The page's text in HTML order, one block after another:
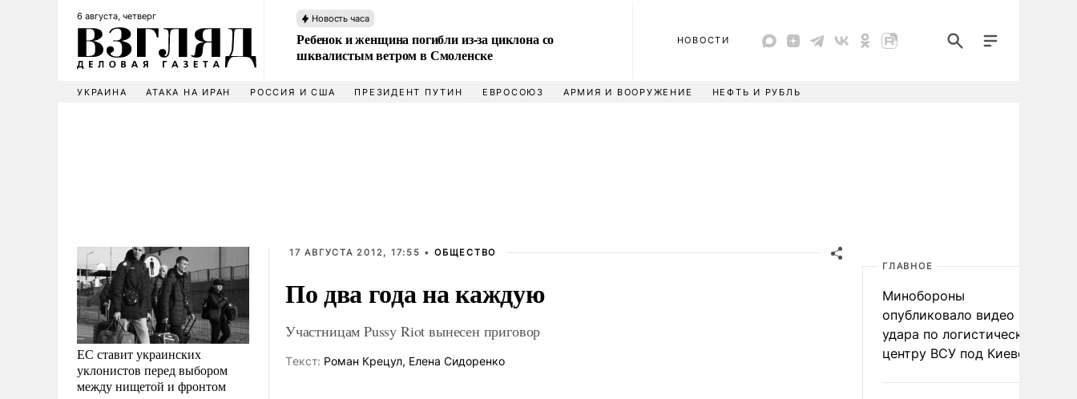
6 августа, четверг Новость часа
Ребенок и женщина погибли из-за циклона со
шквалистым ветром в Смоленске
НОВОСТИ
УКРАИНА АТАКА НА ИРАН РОССИЯ И США ПРЕЗИДЕНТ ПУТИН ЕВРОСОЮЗ АРМИЯ И ВООРУЖЕНИЕ НЕФТЬ И РУБЛЬ
ЕС ставит украинских
уклонистов перед выбором
между нищетой и фронтом
17 АВГУСТА 2012, 17:55 • ОБЩЕСТВО
По два года на каждую
Участницам Pussy Riot вынесен приговор
Tекст: Роман Крецул, Елена Сидоренко
ГЛАВНОЕ
Минобороны
опубликовало видео
удара по логистическому
центру ВСУ под Киевом